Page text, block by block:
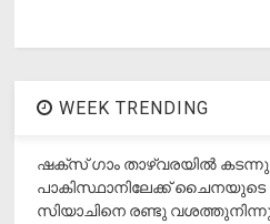
WEEK TRENDING
ഷക്സ് ​ഗാം താഴ്‌വരയിൽ
പാകിസ്ഥാനിലേക്ക് ചൈനയുടെ
സിയാചിനെ രണ്ടു